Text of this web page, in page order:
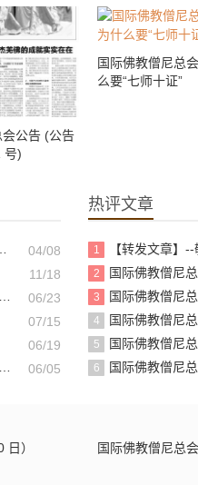
公告 (公告
号)
国际佛教僧尼总
么要“七师十证”
04/08
11/18
06/23
07/15
06/19
06/05
热评文章
1 【转发文章】--敬请国际
2 国际佛教僧尼总
3 国际佛教僧尼
4 国际佛教僧尼
5 国际佛教僧尼
6 国际佛教僧尼总
）
国际佛教僧尼总